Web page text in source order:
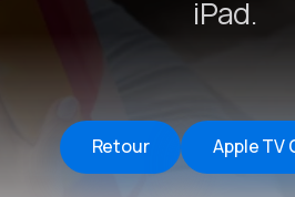
Remote
iOS/iPadOS
SearchAds
iPad.
Retour Apple TV